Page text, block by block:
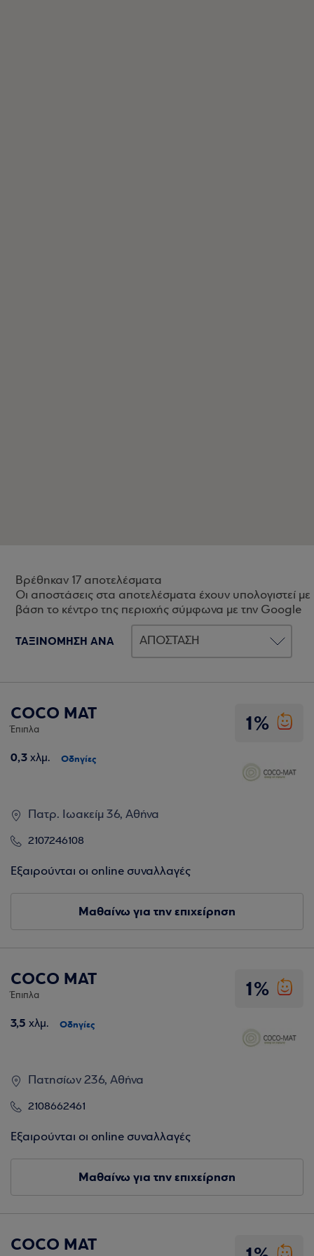
Βρέθηκαν 17 αποτελέσματα
Οι αποστάσεις στα αποτελέσματα έχουν υπολογιστεί με
βάση το κέντρο της περιοχής σύμφωνα με την Google
ΤΑΞΙΝΟΜΗΣΗ ΑΝΑ
COCO MAT
Έπιπλα
0,3 χλμ. Οδηγίες
1%
Πατρ. Ιωακείμ 36, Αθήνα
2107246108
Εξαιρούνται οι online συναλλαγές
Μαθαίνω για την επιχείρηση
COCO MAT
Έπιπλα
3,5 χλμ. Οδηγίες
1%
Πατησίων 236, Αθήνα
2108662461
Εξαιρούνται οι online συναλλαγές
Μαθαίνω για την επιχείρηση
COCO MAT